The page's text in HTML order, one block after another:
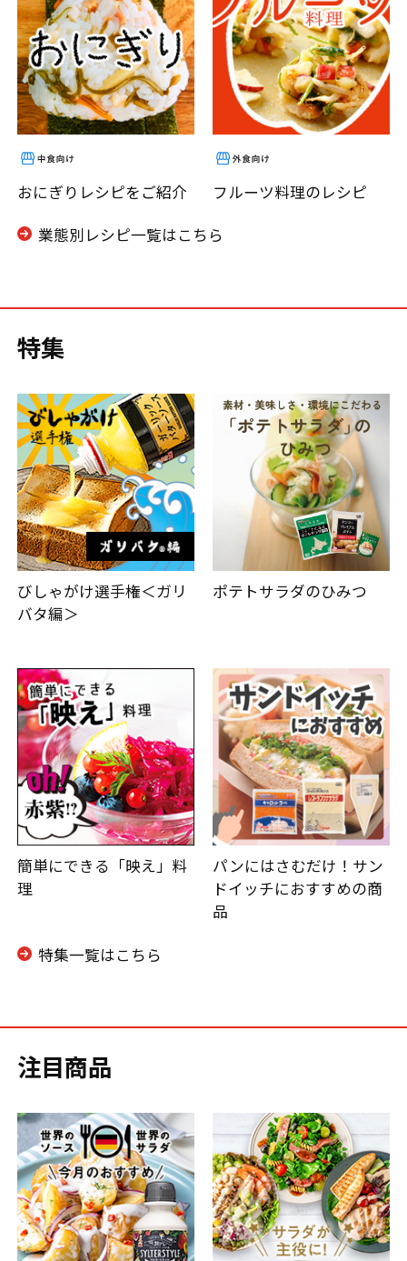
おにぎりレシピをご紹介
フルーツ料理のレシピ
業態別レシピ一覧はこちら
特集
びしゃがけ選手権＜ガリ
バタ編＞
ポテトサラダのひみつ
簡単にできる「映え」料
理
パンにはさむだけ！サン
ドイッチにおすすめの商
品
特集一覧はこちら
注目商品